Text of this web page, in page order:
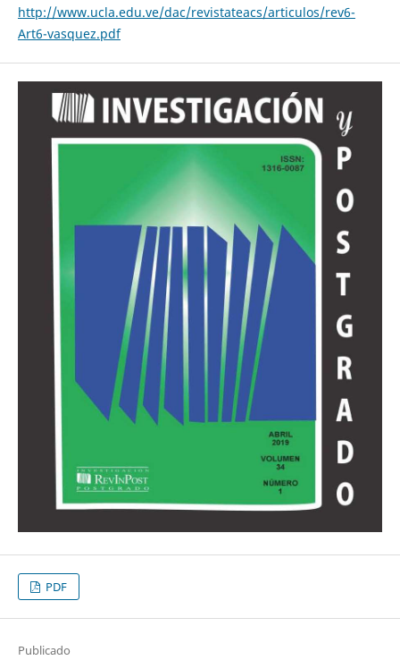
http://www.ucla.edu.ve/dac/revistateacs/articulos/rev6-
Art6-vasquez.pdf
PDF
Publicado